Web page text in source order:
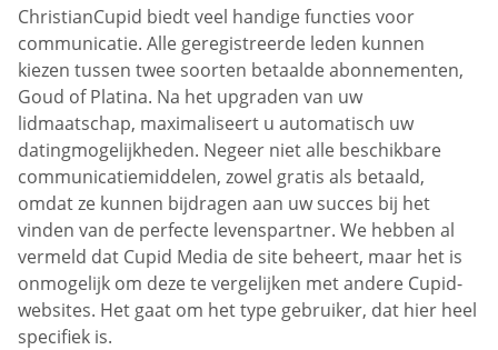
ChristianCupid biedt veel handige functies voor
communicatie. Alle geregistreerde leden kunnen
kiezen tussen twee soorten betaalde abonnementen,
Goud of Platina. Na het upgraden van uw
lidmaatschap, maximaliseert u automatisch uw
datingmogelijkheden. Negeer niet alle beschikbare
communicatiemiddelen, zowel gratis als betaald,
omdat ze kunnen bijdragen aan uw succes bij het
vinden van de perfecte levenspartner. We hebben al
vermeld dat Cupid Media de site beheert, maar het is
onmogelijk om deze te vergelijken met andere Cupid-
websites. Het gaat om het type gebruiker, dat hier heel
specifiek is.